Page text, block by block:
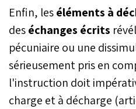
Enfin, leséléments à
deséchanges écrits
pécuniaire ou une
sérieusement pris en
l'instruction doit
charge et à décharge